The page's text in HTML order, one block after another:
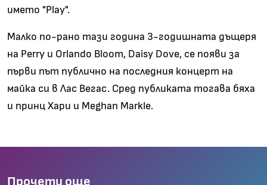
името "Play".
Малко по-рано тази година 3-годишната дъщеря
на Perry и Orlando Bloom, Daisy Dove, се появи за
първи път публично на последния концерт на
майка си в Лас Вегас. Сред публиката тогава бяха
и принц Хари и Meghan Markle.
Прочети още